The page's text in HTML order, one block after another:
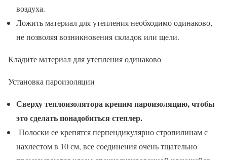
воздуха.
Ложить материал для утепления необходимо одинаково,
не позволяя возникновения складок или щели.
Кладите материал для утепления одинаково
Установка пароизоляции
Сверху теплоизолятора крепим пароизоляцию, чтобы
это сделать понадобиться степлер.
Полоски ее крепятся перпендикулярно стропилинам с
нахлестом в 10 см, все соединения очень тщательно